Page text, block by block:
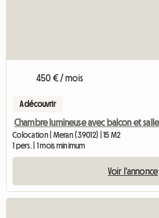
450 € / mois
A découvrir
Colocation | Meran (39012) | 15 M2
1 pers. | 1 mois minimum
Voir l'annonce